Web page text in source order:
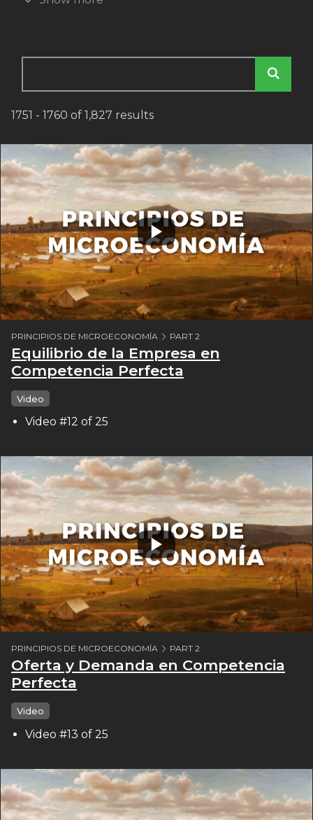
1751 - 1760 of 1,827 results
PRINCIPIOS DE MICROECONOMÍA PART 2
Equilibrio de la Empresa en
Competencia Perfecta
Video
Video #12 of 25
PRINCIPIOS DE MICROECONOMÍA PART 2
Oferta y Demanda en Competencia
Perfecta
Video
Video #13 of 25